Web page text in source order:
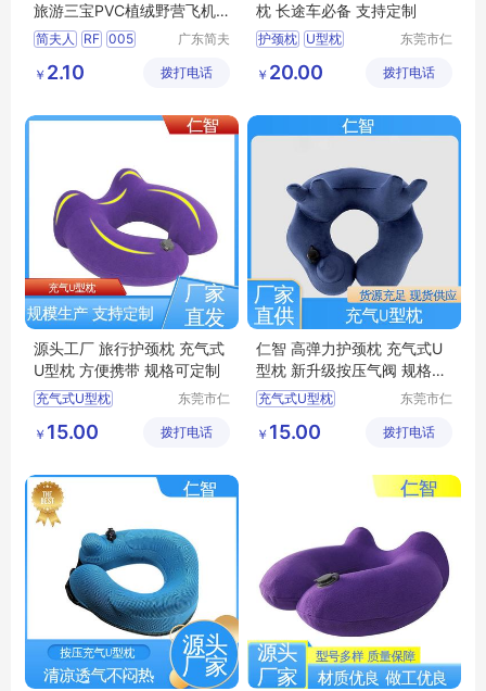
旅游三宝PVC植绒野营飞机
枕
简夫人 RF 005
广东简夫
限公司
￥ 2.10 拨打电话
枕 长途车必备 支持定制
护颈枕 U型枕
办公室休闲靠枕
东莞市仁
技有限公
￥ 20.00 拨打电话
源头工厂 旅行护颈枕 充气式
U型枕 方便携带 规格可定制
充气式U型枕
旅行乘车护颈枕
充气U型枕生产厂家
东莞市仁
技有限公
￥ 15.00 拨打电话
仁智 高弹力护颈枕 充气式U
型枕 新升级按压气阀 规格可
定制
充气式U型枕
充气U型枕生产
东莞市仁
技有限公
￥ 15.00 拨打电话